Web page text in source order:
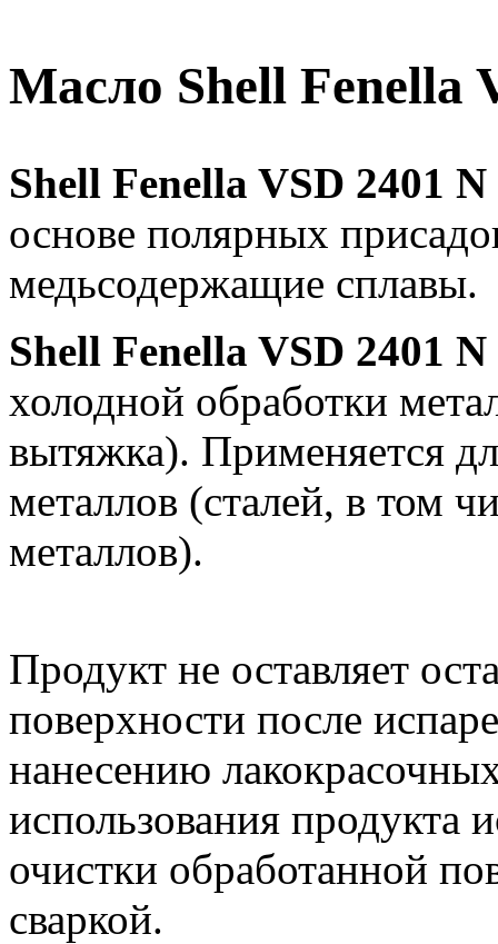
Масло Shell Fenella
Shell Fenella VSD 2401 N
основе полярных
медьсодержащие сплавы.
Shell Fenella VSD 2401 N
холодной обработки
вытяжка). Применяется
металлов (сталей, в том
металлов).
Продукт не оставляет
поверхности после
нанесению
использования продукта
очистки обработанной
сваркой.